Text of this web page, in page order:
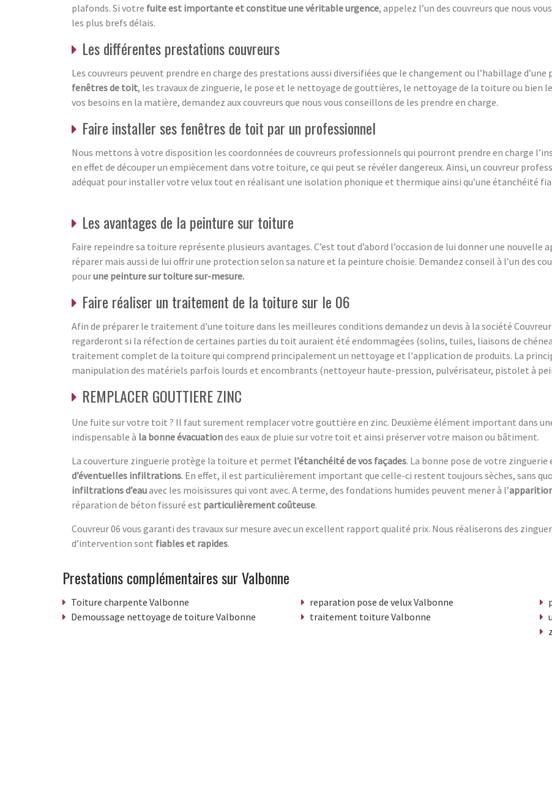
plafonds. Si votre fuite est importante et constitue une véritable urgence, appelez l’un des couvreurs que nous
les plus brefs délais.
Les différentes prestations couvreurs
Les couvreurs peuvent prendre en charge des prestations aussi diversifiées que le changement ou l’habillage d’une
fenêtres de toit, les travaux de zinguerie, le pose et le nettoyage de gouttières, le nettoyage de la toiture ou bien
vos besoins en la matière, demandez aux couvreurs que nous vous conseillons de les prendre en charge.
Faire installer ses fenêtres de toit par un professionnel
Nous mettons à votre disposition les coordonnées de couvreurs professionnels qui pourront prendre en charge
en effet de découper un empiècement dans votre toiture, ce qui peut se révéler dangereux. Ainsi, un couvreur
adéquat pour installer votre velux tout en réalisant une isolation phonique et thermique ainsi qu’une étanchéité
Les avantages de la peinture sur toiture
Faire repeindre sa toiture représente plusieurs avantages. C’est tout d’abord l’occasion de lui donner une nouvelle
réparer mais aussi de lui offrir une protection selon sa nature et la peinture choisie. Demandez conseil à l’un des
pourune peinture sur toiture sur-mesure.
Faire réaliser un traitement de la toiture sur le 06
Afin de préparer le traitement d'une toiture dans les meilleures conditions demandez un devis à la société
regarderont si la réfection de certaines parties du toit auraient été endommagées (solins, tuiles, liaisons de
traitement complet de la toiture qui comprend principalement un nettoyage et l'application de produits. La
manipulation des matériels parfois lourds et encombrants (nettoyeur haute-pression, pulvérisateur, pistolet à
REMPLACER GOUTTIERE ZINC
Une fuite sur votre toit ? Il faut surement remplacer votre gouttière en zinc. Deuxième élément important dans
indispensable à la bonne évacuationdes eaux de pluie sur votre toit et ainsi préserver votre maison ou bâtiment.
La couverture zinguerie protège la toiture et permet l’étanchéité de vos façades. La bonne pose de votre
d’éventuelles infiltrations. En effet, il est particulièrement important que celle-ci restent toujours sèches, sans
infiltrations d’eauavec les moisissures qui vont avec. A terme, des fondations humides peuvent mener à l’
réparation de béton fissuré est particulièrement coûteuse.
Couvreur 06 vous garanti des travaux sur mesure avec un excellent rapport qualité prix. Nous réaliserons des
d’intervention sont fiables et rapides.
Prestations complémentaires sur Valbonne
Toiture charpente Valbonne
Demoussage nettoyage de toiture Valbonne
reparation pose de velux Valbonne
traitement toiture Valbonne